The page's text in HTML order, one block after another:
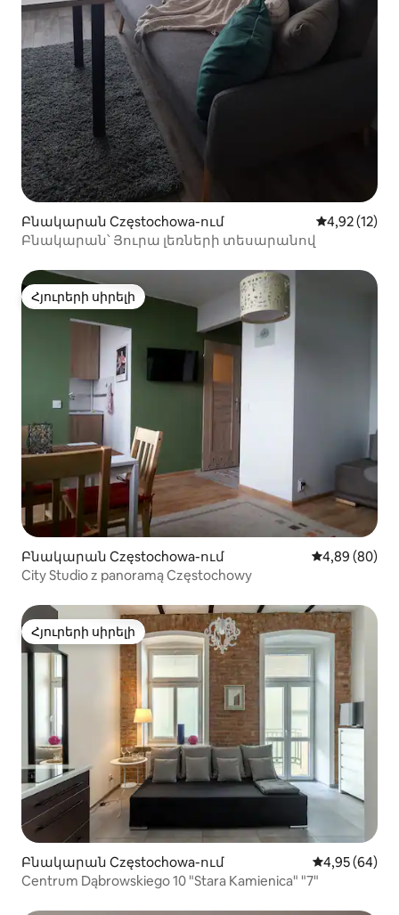
Բնակարան Częstochowa-ում Միջին
4,92 (12)
Բնակարան՝ Յուրա լեռների տեսարանով
Հյուրերի սիրելի
Հյուրերի սիրելի
Բնակարան Częstochowa-ում Միջին
4,89 (80)
City Studio z panoramą Częstochowy
Հյուրերի սիրելի
Հյուրերի սիրելի
Բնակարան Częstochowa-ում Միջին
4,95 (64)
Centrum Dąbrowskiego 10 "Stara Kamienica" "7"